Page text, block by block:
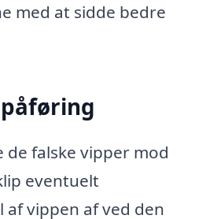
med at sidde bedre
de falske vipper mod
eventuelt
af vippen af ved den